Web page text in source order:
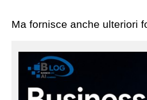
Ma fornisce anche ulteriori